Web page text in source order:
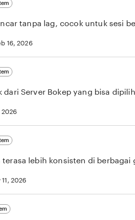
tanpa lag, cocok untuk sesi
16, 2026
dari Server Bokep yang bisa
2026
terasa lebih konsisten di berbagai
11, 2026